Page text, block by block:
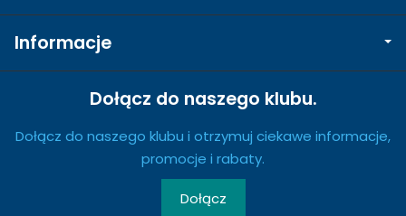
Informacje
Dołącz do naszego klubu.
Dołącz do naszego klubu i otrzymuj ciekawe informacje,
promocje i rabaty.
Dołącz